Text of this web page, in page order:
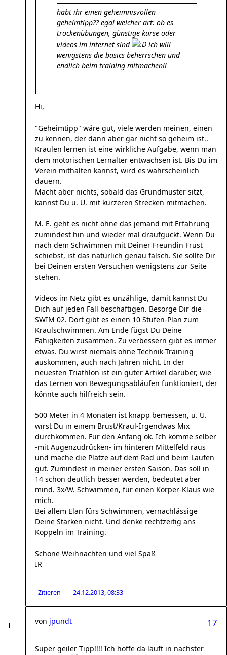
habt ihr einen geheimnisvollen
geheimtipp?? egal welcher art: ob es
trockenübungen, günstige kurse oder
videos im internet sind
ich will
wenigstens die basics beherrschen und
endlich beim training mitmachen!!
Hi,
"Geheimtipp" wäre gut, viele werden meinen, einen
zu kennen, der dann aber gar nicht so geheim ist..
Kraulen lernen ist eine wirkliche Aufgabe, wenn man
dem motorischen Lernalter entwachsen ist. Bis Du im
Verein mithalten kannst, wird es wahrscheinlich
dauern.
Macht aber nichts, sobald das Grundmuster sitzt,
kannst Du u. U. mit kürzeren Strecken mitmachen.
M. E. geht es nicht ohne das jemand mit Erfahrung
zumindest hin und wieder mal draufguckt. Wenn Du
nach dem Schwimmen mit Deiner Freundin Frust
schiebst, ist das natürlich genau falsch. Sie sollte Dir
bei Deinen ersten Versuchen wenigstens zur Seite
stehen.
Videos im Netz gibt es unzählige, damit kannst Du
Dich auf jeden Fall beschäftigen. Besorge Dir die
SWIM 02. Dort gibt es einen 10 Stufen-Plan zum
Kraulschwimmen. Am Ende fügst Du Deine
Fähigkeiten zusammen. Zu verbessern gibt es immer
etwas. Du wirst niemals ohne Technik-Training
auskommen, auch nach Jahren nicht. In der
neuesten Triathlon ist ein guter Artikel darüber, wie
das Lernen von Bewegungsabläufen funktioniert, der
könnte auch hilfreich sein.
500 Meter in 4 Monaten ist knapp bemessen, u. U.
wirst Du in einem Brust/Kraul-Irgendwas Mix
durchkommen. Für den Anfang ok. Ich komme selber
-mit Augenzudrücken- im hinteren Mittelfeld raus
und mache die Plätze auf dem Rad und beim Laufen
gut. Zumindest in meiner ersten Saison. Das soll in
14 schon deutlich besser werden, bedeutet aber
mind. 3x/W. Schwimmen, für einen Körper-Klaus wie
mich.
Bei allem Elan fürs Schwimmen, vernachlässige
Deine Stärken nicht. Und denke rechtzeitig ans
Koppeln im Training.
Schöne Weihnachten und viel Spaß
IR
Zitieren 24.12.2013, 08:33
17
von jpundt
Super geiler Tipp!!!! Ich hoffe da läuft in nächster